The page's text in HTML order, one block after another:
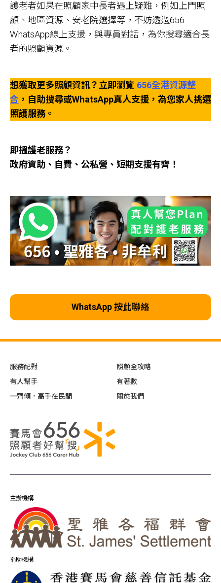
護老者如果在照顧家中長者遇上疑難，例如上門照
顧、地區資源、安老院選擇等，不妨透過656
WhatsApp線上支援，與專員對話，為你搜尋適合長
者的照顧資源。
想獲取更多照顧資訊？立即瀏覽 656全港資源整
合 ，自助搜尋或WhatsApp真人支援，為您家人挑選
照護服務。
即搵護老服務？
政府資助、自費、公私營、短期支援有齊！
WhatsApp 按此聯絡
主辦機構
捐助機構
服務配對
有人幫手
一齊傾．高手在民間
照顧全攻略
有著數
關於我們